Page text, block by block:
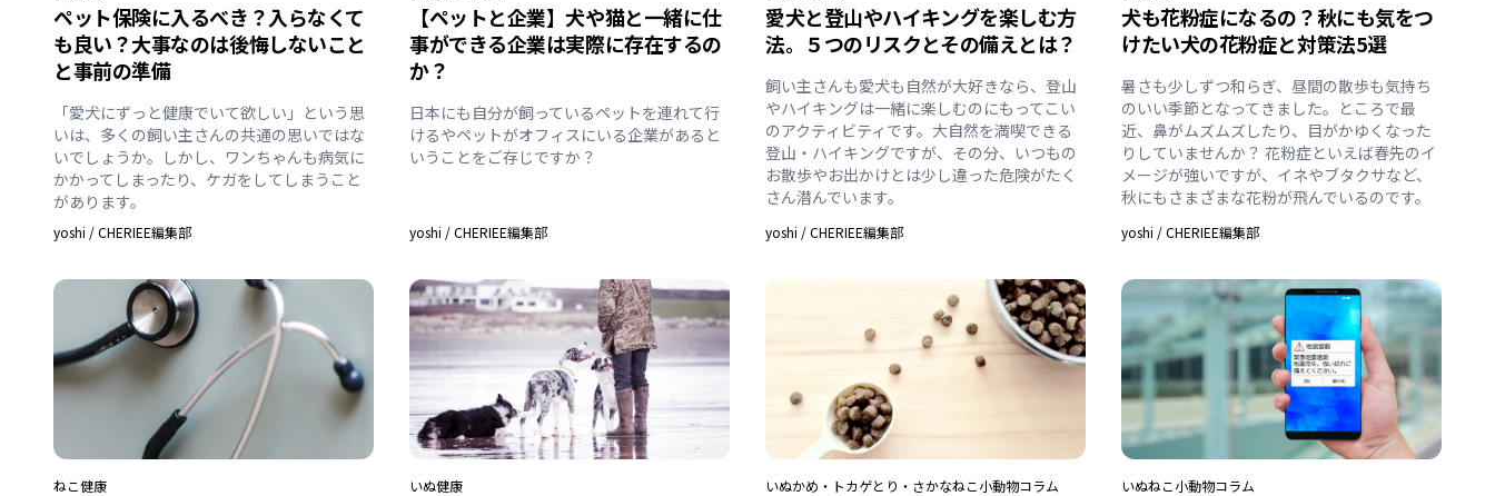
ペット保険に入るべき？入らなくて
も良い？大事なのは後悔しないこと
と事前の準備
「愛犬にずっと健康でいて欲しい」という思
いは、多くの飼い主さんの共通の思いではな
いでしょうか。しかし、ワンちゃんも病気に
かかってしまったり、ケガをしてしまうこと
があります。
yoshi /CHERIEE編集部
【ペットと企業】犬や猫と一緒に仕
事ができる企業は実際に存在するの
か？
日本にも自分が飼っているペットを連れて行
けるやペットがオフィスにいる企業があると
いうことをご存じですか？
yoshi /CHERIEE編集部
愛犬と登山やハイキングを楽しむ方
法。５つのリスクとその備えとは？
飼い主さんも愛犬も自然が大好きなら、登山
やハイキングは一緒に楽しむのにもってこい
のアクティビティです。大自然を満喫できる
登山・ハイキングですが、その分、いつもの
お散歩やお出かけとは少し違った危険がたく
さん潜んでいます。
yoshi /CHERIEE編集部
犬も花粉症になるの？秋にも気をつ
けたい犬の花粉症と対策法5選
暑さも少しずつ和らぎ、昼間の散歩も気持ち
のいい季節となってきました。ところで最
近、鼻がムズムズしたり、目がかゆくなった
りしていませんか？ 花粉症といえば春先のイ
メージが強いですが、イネやブタクサなど、
秋にもさまざまな花粉が飛んでいるのです。
yoshi /CHERIEE編集部
ねこ健康 いぬ健康 いぬかめ・トカゲとり・さかなねこ小動物コラム いぬねこ小動物コラム